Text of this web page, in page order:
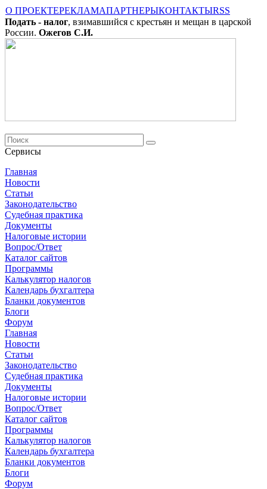
О ПРОЕКТЕРЕКЛАМАПАРТНЕРЫКОНТАКТЫRSS
Подать - налог, взимавшийся с крестьян и мещан в царской
России. Ожегов С.И.
Сервисы
Главная
Новости
Cтатьи
Законодательство
Судебная практика
Документы
Налоговые истории
Вопрос/Ответ
Каталог сайтов
Программы
Калькулятор налогов
Календарь бухгалтера
Бланки документов
Блоги
Форум
Главная
Новости
Cтатьи
Законодательство
Судебная практика
Документы
Налоговые истории
Вопрос/Ответ
Каталог сайтов
Программы
Калькулятор налогов
Календарь бухгалтера
Бланки документов
Блоги
Форум